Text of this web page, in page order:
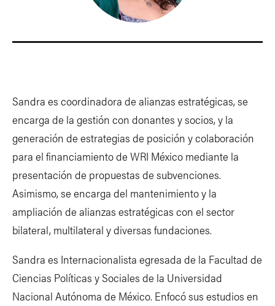
Sandra es coordinadora de alianzas estratégicas, se
encarga de la gestión con donantes y socios, y la
generación de estrategias de posición y colaboración
para el financiamiento de WRI México mediante la
presentación de propuestas de subvenciones.
Asimismo, se encarga del mantenimiento y la
ampliación de alianzas estratégicas con el sector
bilateral, multilateral y diversas fundaciones.
Sandra es Internacionalista egresada de la Facultad de
Ciencias Políticas y Sociales de la Universidad
Nacional Autónoma de México. Enfocó sus estudios en